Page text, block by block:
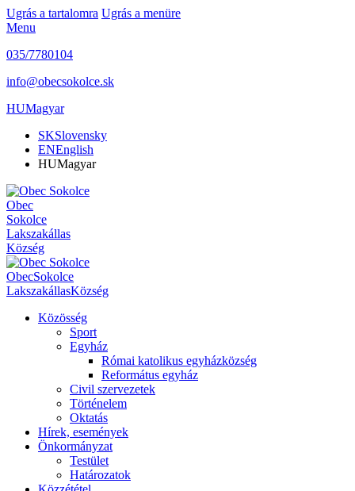
Ugrás a tartalomra Ugrás a menüre
Menu
035/7780104
info@obecsokolce.sk
HUMagyar
SKSlovensky
ENEnglish
HUMagyar
Obec
Sokolce
Lakszakállas
Község
ObecSokolce
LakszakállasKözség
Közösség
Sport
Egyház
Római katolikus egyházközség
Református egyház
Civil szervezetek
Történelem
Oktatás
Hírek, események
Önkormányzat
Testület
Határozatok